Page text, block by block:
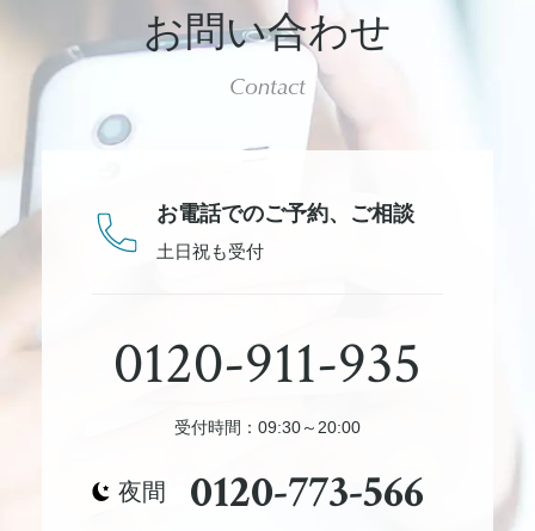
お問い合わせ
Contact
お電話でのご予約、 ご相談
土日祝も受付
0120-911-935
受付時間：09:30～20:00
夜間 0120-773-566